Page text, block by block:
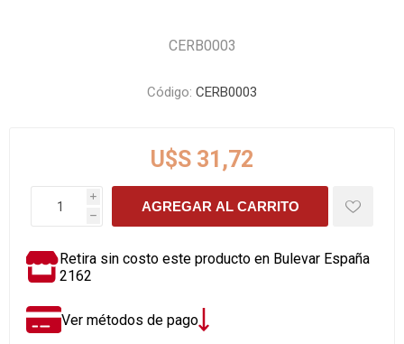
CERB0003
Código: CERB0003
U$S 31,72
i
h
AGREGAR AL CARRITO
Retira sin costo este producto en Bulevar España
2162
Ver métodos de pago